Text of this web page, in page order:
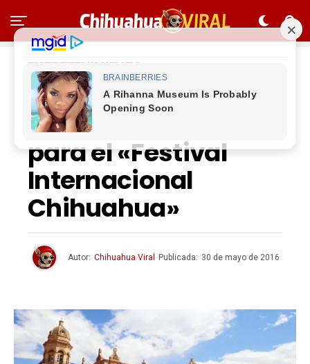
ENTRETENIMIENTO
Restauran las
«Quintas Carolinas»
para el «Festival
Internacional
Chihuahua»
Autor: Chihuahua Viral Publicada: 30 de mayo de 2016